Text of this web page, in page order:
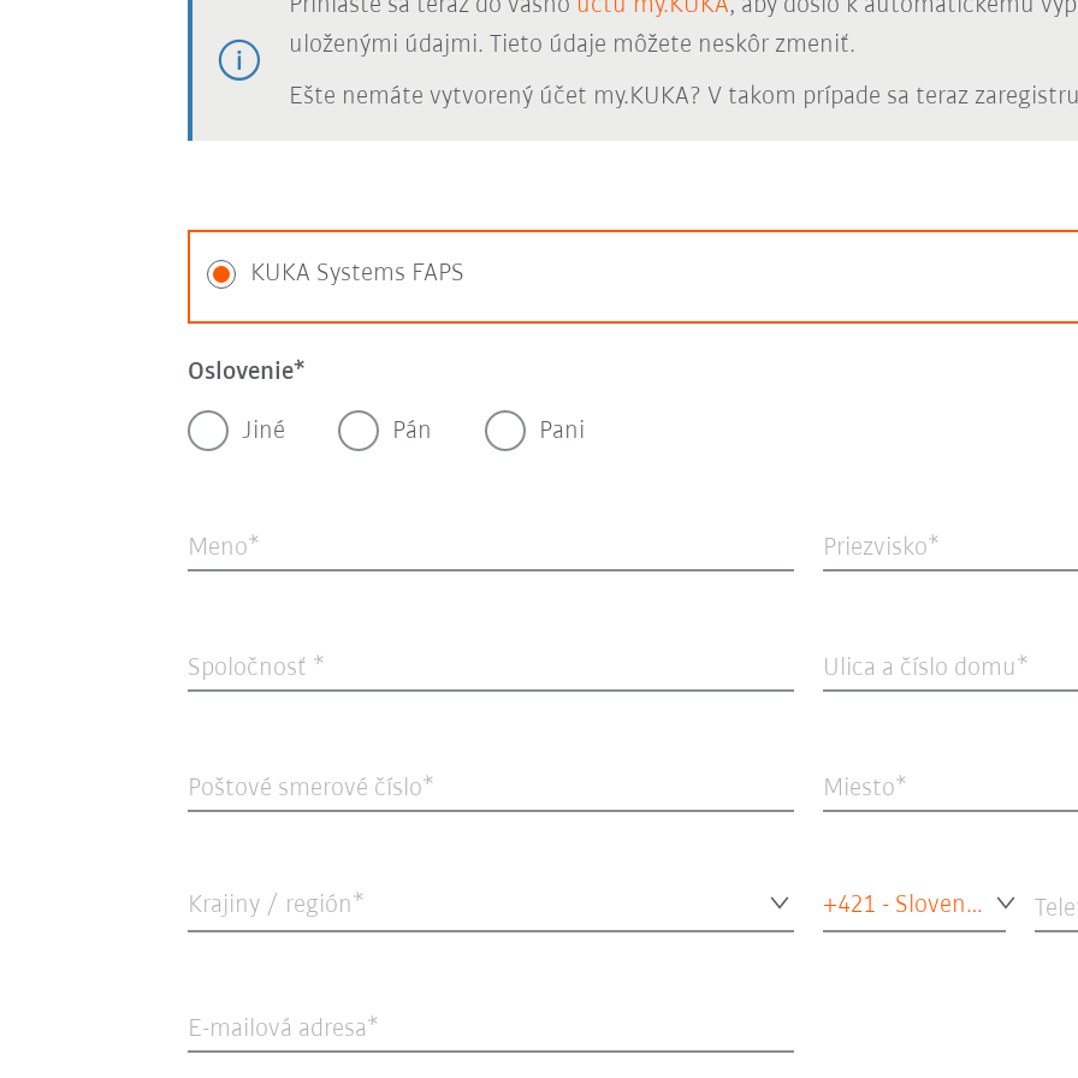
uloženými údajmi. Tieto údaje môžete neskôr zmeniť.
Ešte nemáte vytvorený účet my.KUKA? V takom prípade sa teraz
KUKA Systems FAPS
Oslovenie
Jiné Pán Pani
Meno Priezvisko
Spoločnosť Ulica a číslo domu
Poštové smerové číslo Miesto
Krajiny / región* +421 - Slovensko
E-mailová adresa